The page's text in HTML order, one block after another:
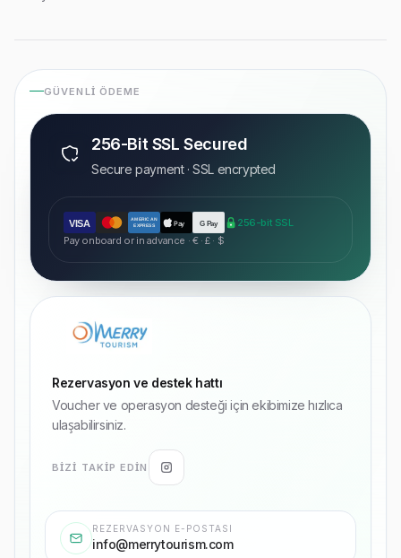
GÜVENLI ÖDEME
256-Bit SSL Secured
Secure payment · SSL encrypted
VISA
AMERICAN
EXPRESS
Pay G Pay
256-bit SSL
Pay onboard or in advance · € · £ · $
Rezervasyon ve destek hattı
Voucher ve operasyon desteği için ekibimize hızlıca
ulaşabilirsiniz.
BIZI TAKIP EDIN
REZERVASYON E-POSTASI
info@merrytourism.com